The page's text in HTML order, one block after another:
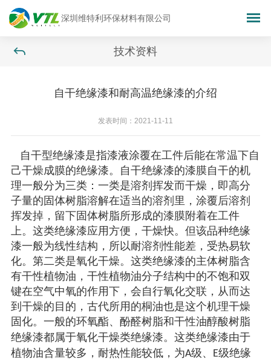
深圳维特利环保材料有限公司
技术资料
自干绝缘漆和耐高温绝缘漆的介绍
发表时间：2021-11-11
自干型绝缘漆是指漆液涂覆在工件后能在常温下自
己干燥成膜的绝缘漆。
自干绝缘漆的漆膜自干的机
理一般分为三类：一类是溶剂 挥发而干燥，即高分
子量的固体树脂溶解在适当的溶剂里，涂覆后溶剂
挥发掉，留下固体树脂所形成的漆膜 附着在工件
上。这类绝缘漆应用方便，干燥快。但该品种绝缘
漆一般为线性结构，所以耐溶剂性能差，受热易软
化。第二类是氧化干燥。这类绝缘漆的主体树脂含
有干性植物油，干性植物油分子结构中的不饱和双
键在空气中氧的作用下，会自行氧化交联，从而达
到干燥的目的 ，古代所用的桐油也是这个机理干燥
固化。一般的环氧酯、酚醛树脂和干性油醇酸树脂
绝缘漆都属于氧化干燥类绝缘漆。这类绝缘漆由于
植物油含量较多，耐热性能较低，为A级、 E级绝缘